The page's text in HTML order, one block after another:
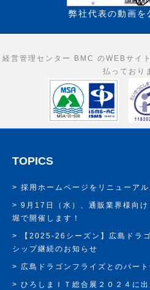
弊社代表の動画を
経営管理センター BMC のWEBサイ
払っており
TOPICS
採用ホームページをリニューアル
9月17日（水）、通販業界様向
堀で開催します！
【2025-26シーズン】広島ドラ
シップ継続のお知らせ
広島ドラゴンフライズとのパー
ひろしまＩＴ総合展２０２４に出